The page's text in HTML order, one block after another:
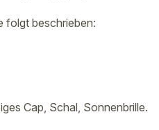
folgt beschrieben:
Cap, Schal, Sonnenbrille.